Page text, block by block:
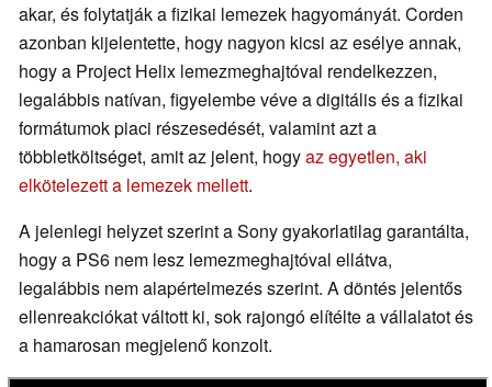
akar, és folytatják a fizikai lemezek hagyományát. Corden
azonban kijelentette, hogy nagyon kicsi az esélye annak,
hogy a Project Helix lemezmeghajtóval rendelkezzen,
legalábbis natívan, figyelembe véve a digitális és a fizikai
formátumok piaci részesedését, valamint azt a
többletköltséget, amit az jelent, hogyaz egyetlen, aki
elkötelezett a lemezek mellett.
A jelenlegi helyzet szerint a Sony gyakorlatilag garantálta,
hogy a PS6 nem lesz lemezmeghajtóval ellátva,
legalábbis nem alapértelmezés szerint. A döntés jelentős
ellenreakciókat váltott ki, sok rajongó elítélte a vállalatot és
a hamarosan megjelenő konzolt.